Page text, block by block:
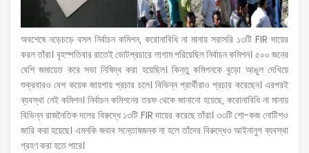
অবশেষে নড়েচড়ে বসল নির্বাচন কমিশন, করোনাবিধি না মানায় সরাসরি ১৩টি FIR দায়ের
করল তাঁরা। বৃহস্পতিবার রাতেই ভোটপ্রচারে লাগাম পরিয়েছিল নির্বাচন কমিশন। ৫০০ জনের
বেশি জমায়েত করে সভা নিষিদ্ধ করা হয়েছিল। কিন্তু কমিশনকে বুড়ো আঙুল দেখিয়ে
শুক্রবারও বেশ কয়েক জায়গায় প্রচার চলে। বিভিন্ন প্রার্থীরাও প্রচার করেছেন। এরপরই
ব্যবস্থা নেই কমিশন। নির্বাচন কমিশনের তরফ থেকে জানানো হয়েছে, করোনাবিধি না মানায়
বিভিন্ন রাজনৈতিক দলের বিরুদ্ধে ১৩টি FIR দায়ের করেছে তাঁরা। ৩৩টি শো-কজ নোটিশও
জারি করা হয়েছে। এমনকি জবাব সন্তোষজনক না হলে তাঁদের বিরুদ্ধেও আইনানুগ ব্যবস্থা
গ্রহণ করা হতে পারে।